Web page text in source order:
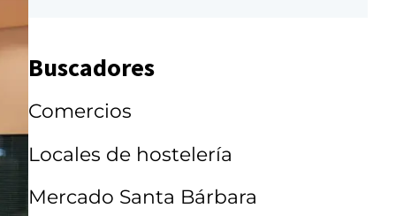
C
r
r
u
Buscadores
Comercios
Locales de hostelería
Mercado Santa Bárbara